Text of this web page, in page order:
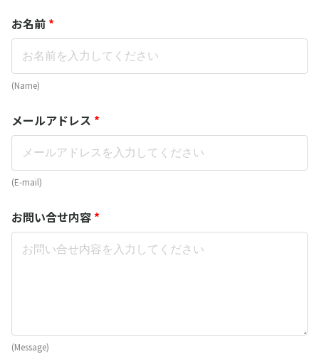
お名前 *
(Name)
メールアドレス *
(E-mail)
お問い合せ内容 *
(Message)